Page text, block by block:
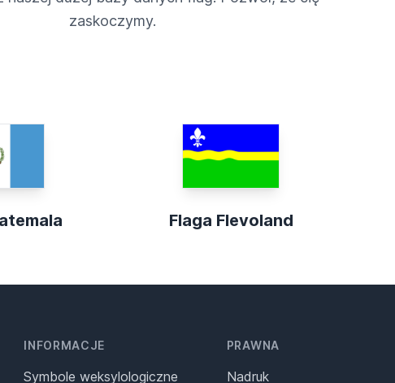
zaskoczymy.
Flaga Flevoland
INFORMACJE
Symbole weksylologiczne
PRAWNA
Nadruk